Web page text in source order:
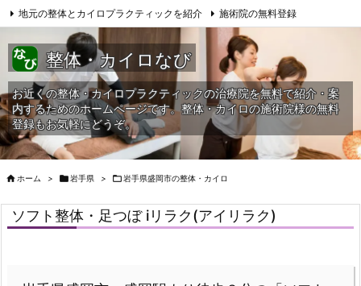
地元の整体とカイロプラクティックを紹介 施術院の無料登録
サイトマップ 当HPへの問合せ
整体・カイロなび
お近くの整体・カイロプラクティックの治療院を無料で紹介・案
内するためのホームページです。整体・カイロの施術院様の無料
登録もお気軽にどうぞ。
 ホーム > 岩手県 > 岩手県盛岡市の整体・カイロ
ソフト整体・足つぼ iリラク(アイリラク)